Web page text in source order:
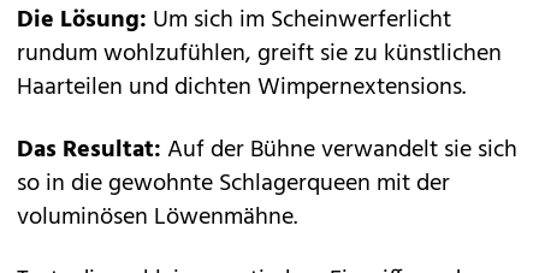
Die Lösung: Um sich im Scheinwerferlicht
rundum wohlzufühlen, greift sie zu künstlichen
Haarteilen und dichten Wimpernextensions.
Das Resultat:Auf der Bühne verwandelt sie sich
so in die gewohnte Schlagerqueen mit der
voluminösen Löwenmähne.